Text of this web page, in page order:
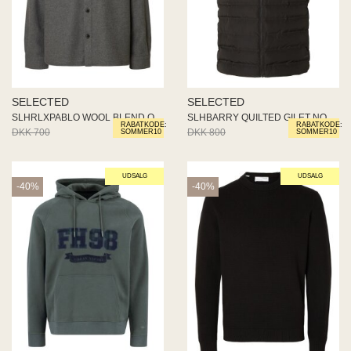
RABATKODE:
SOMMER10
SELECTED
SLHRLXPABLO WOOL BLEND OVERSHI
DKK 700
DKK 420
RABATKODE:
SOMMER10
SELECTED
SLHBARRY QUILTED GILET NOOS
DKK 800
DKK 480
UDSALG
-40%
UDSALG
-40%